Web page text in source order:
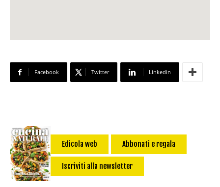
Facebook Twitter Linkedin
Edicola web Abbonati e regala
Iscriviti alla newsletter